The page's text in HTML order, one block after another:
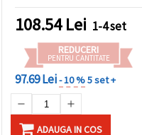
DIY, brățări și coliere
108.54Lei 1-4 set
REDUCERI
PENTRU CANTITATE
97.69 Lei- 10 %5 set +
ADAUGA IN COS